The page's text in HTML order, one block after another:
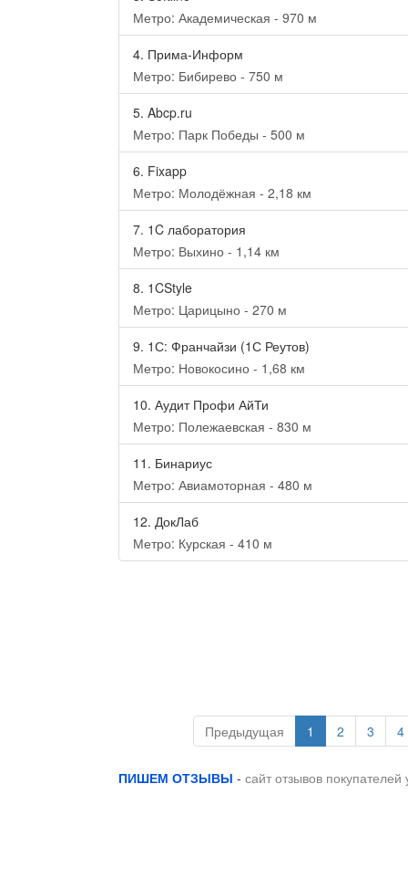
Метро: Академическая - 970 м
4. Прима-Информ
Метро: Бибирево - 750 м
5. Abcp.ru
Метро: Парк Победы - 500 м
6. Fixapp
Метро: Молодёжная - 2,18 км
7. 1C лаборатория
Метро: Выхино - 1,14 км
8. 1CStyle
Метро: Царицыно - 270 м
9. 1С: Франчайзи (1С Реутов)
Метро: Новокосино - 1,68 км
10. Аудит Профи АйТи
Метро: Полежаевская - 830 м
11. Бинариус
Метро: Авиамоторная - 480 м
12. ДокЛаб
Метро: Курская - 410 м
Предыдущая 1 2 3 4
ПИШЕМ ОТЗЫВЫ - сайт отзывов покупателей